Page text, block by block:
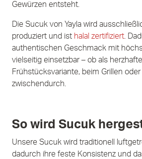
Gewürzen entsteht.
Die Sucuk von Yayla wird
produziert und ist halal zertifiziert .
authentischen Geschmack mit
vielseitig einsetzbar – ob als herzhafte
Frühstücksvariante, beim Grillen oder
zwischendurch.
So wird Sucuk
Unsere Sucuk wird traditionell
dadurch ihre feste Konsistenz und